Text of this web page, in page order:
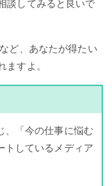
談してみると良いで
ど、あなたが得たい
ますよ。
、「今の仕事に悩む
トしているメディア